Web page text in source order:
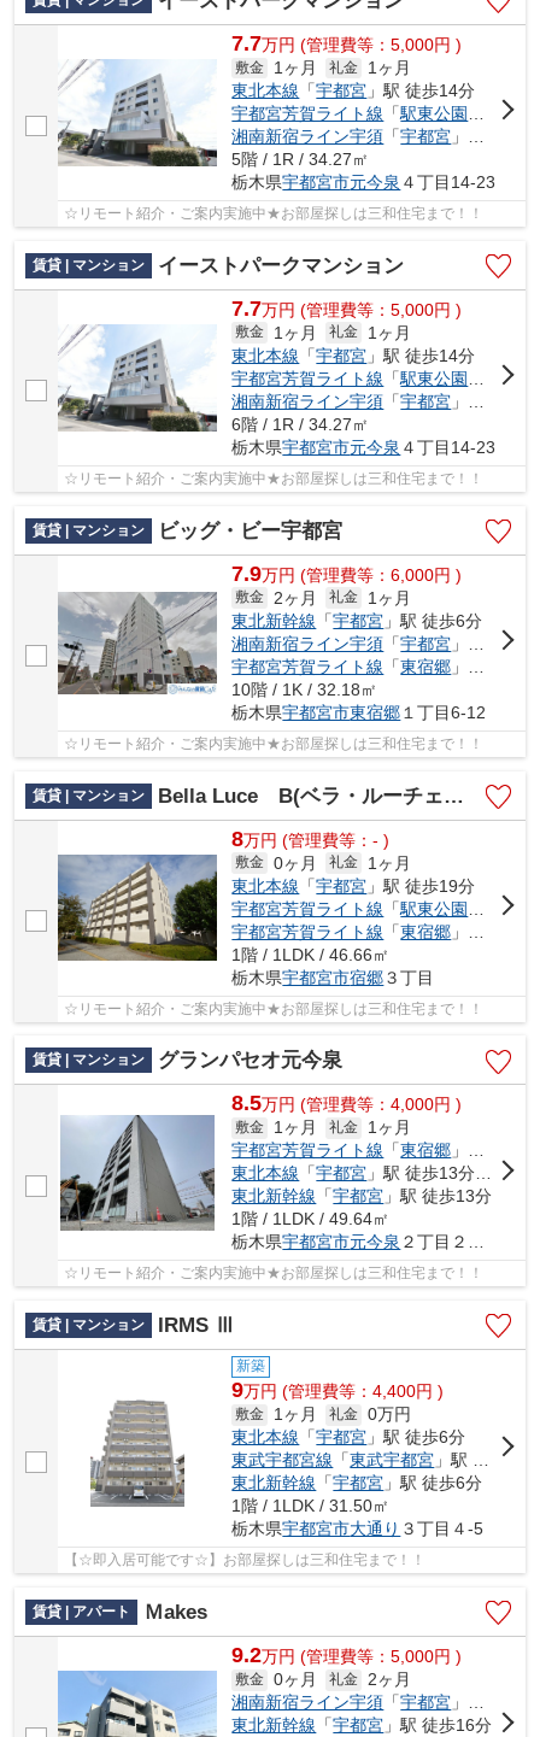
7.7万円 (管理費等：5,000円 )
敷金 1ヶ月 礼金
1ヶ月
東北本線 「宇都宮 」駅 徒歩14分
宇都宮芳賀ライト線 「駅東公園前
」駅
湘南新宿ライン宇須 「宇都宮 」駅 徒歩14分
5階 / 1R / 34.27㎡
栃木県宇都宮市元今泉 ４丁目14-23
☆リモート紹介・ご案内実施中★お部屋探しは三和住宅まで！！
賃貸 | マンション イーストパークマンション
7.7万円 (管理費等：5,000円 )
敷金 1ヶ月 礼金
1ヶ月
東北本線 「宇都宮 」駅 徒歩14分
宇都宮芳賀ライト線 「駅東公園前
」駅
湘南新宿ライン宇須 「宇都宮 」駅 徒歩14分
6階 / 1R / 34.27㎡
栃木県宇都宮市元今泉 ４丁目14-23
☆リモート紹介・ご案内実施中★お部屋探しは三和住宅まで！！
賃貸 | マンション ビッグ・ビー宇都宮
7.9万円 (管理費等：6,000円 )
敷金 2ヶ月 礼金
1ヶ月
東北新幹線 「宇都宮 」駅 徒歩6分
湘南新宿ライン宇須 「宇都宮 」駅 徒歩6分
宇都宮芳賀ライト線 「東宿郷 」駅 徒歩4分
10階 / 1K / 32.18㎡
栃木県宇都宮市東宿郷 １丁目6-12
☆リモート紹介・ご案内実施中★お部屋探しは三和住宅まで！！
賃貸 | マンション Bella Luce B(ベラ・ルーチェ B)
8万円 (管理費等：- )
敷金 0ヶ月 礼金
1ヶ月
東北本線 「宇都宮 」駅 徒歩19分
宇都宮芳賀ライト線 「駅東公園前
」駅
宇都宮芳賀ライト線 「東宿郷 」駅 徒歩11分
1階 / 1LDK / 46.66㎡
栃木県宇都宮市宿郷３丁目
☆リモート紹介・ご案内実施中★お部屋探しは三和住宅まで！！
賃貸 | マンション グランパセオ元今泉
8.5万円 (管理費等：4,000円 )
敷金 1ヶ月 礼金
1ヶ月
宇都宮芳賀ライト線 「東宿郷 」駅 徒歩10分
東北本線 「宇都宮 」駅 徒歩13分車9分
東北新幹線 「宇都宮 」駅 徒歩13分
1階 / 1LDK / 49.64㎡
栃木県宇都宮市元今泉 ２丁目２１-２６
☆リモート紹介・ご案内実施中★お部屋探しは三和住宅まで！！
賃貸 | マンション IRMS Ⅲ
新築
9万円 (管理費等：4,400円 )
敷金 1ヶ月 礼金 0万円
東北本線 「宇都宮 」駅 徒歩6分
東武宇都宮線 「東武宇都宮 」駅 徒歩20分
東北新幹線 「宇都宮 」駅 徒歩6分
1階 / 1LDK / 31.50㎡
栃木県宇都宮市大通り ３丁目４-5
【☆即入居可能です☆】お部屋探しは三和住宅まで！！
賃貸 | アパート Ｍakes
9.2万円 (管理費等：5,000円 )
敷金 0ヶ月 礼金
2ヶ月
湘南新宿ライン宇須 「宇都宮 」駅 徒歩16分
東北新幹線 「宇都宮 」駅 徒歩16分